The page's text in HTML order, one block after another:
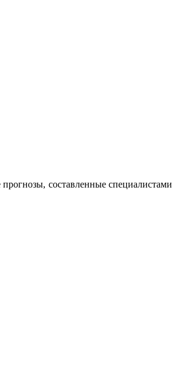
составленные специалистами